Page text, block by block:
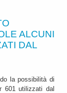
ALCUNI
DAL
la possibilità di
601 utilizzati dal